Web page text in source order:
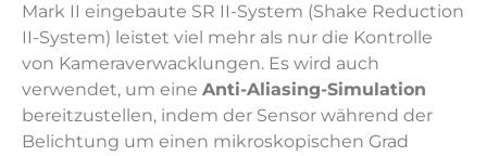
Mark II eingebaute SR II-System (Shake Reduction
II-System) leistet viel mehr als nur die Kontrolle
von Kameraverwacklungen. Es wird auch
verwendet, um eine Anti-Aliasing-Simulation
bereitzustellen, indem der Sensor während der
Belichtung um einen mikroskopischen Grad